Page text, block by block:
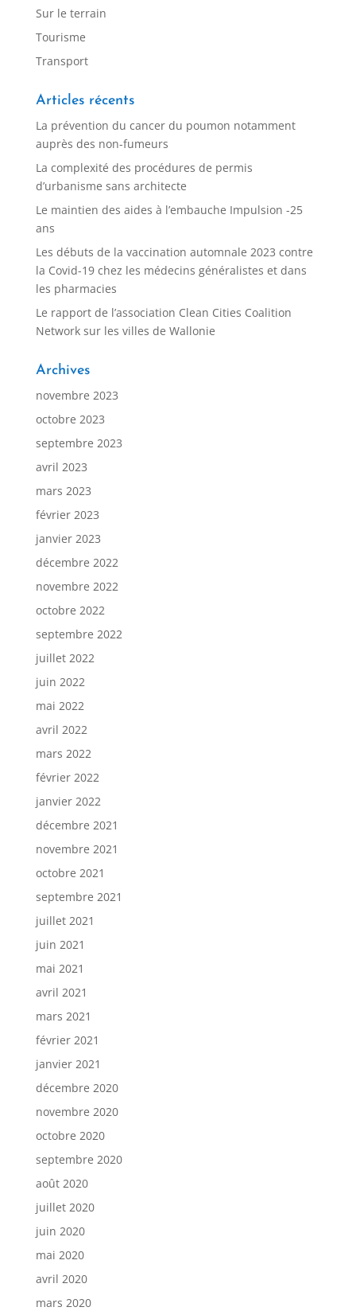
Sur le terrain
Tourisme
Transport
Articles récents
La prévention du cancer du poumon notamment
auprès des non-fumeurs
La complexité des procédures de permis
d’urbanisme sans architecte
Le maintien des aides à l’embauche Impulsion -25
ans
Les débuts de la vaccination automnale 2023 contre
la Covid-19 chez les médecins généralistes et dans
les pharmacies
Le rapport de l’association Clean Cities Coalition
Network sur les villes de Wallonie
Archives
novembre 2023
octobre 2023
septembre 2023
avril 2023
mars 2023
février 2023
janvier 2023
décembre 2022
novembre 2022
octobre 2022
septembre 2022
juillet 2022
juin 2022
mai 2022
avril 2022
mars 2022
février 2022
janvier 2022
décembre 2021
novembre 2021
octobre 2021
septembre 2021
juillet 2021
juin 2021
mai 2021
avril 2021
mars 2021
février 2021
janvier 2021
décembre 2020
novembre 2020
octobre 2020
septembre 2020
août 2020
juillet 2020
juin 2020
mai 2020
avril 2020
mars 2020